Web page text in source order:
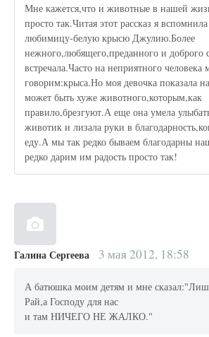
Мне кажется,что и животные в нашей
просто так.Читая этот рассказ я
любимицу-белую крысю Джулию.Более
нежного,любящего,преданного и доброго
встречала.Часто на неприятного
говорим:крыса.Но моя девочка показала
может быть хуже животного,которым,как
правило,брезгуют.А еще она умела
животик и лизала руки в
еду.А мы так редко бываем благодарны
редко дарим им радость просто так!
Галина Сергеева 3 мая 2012, 18:58
А батюшка моим детям и мне
Рай,а Господу для нас
и там НИЧЕГО НЕ ЖАЛКО."